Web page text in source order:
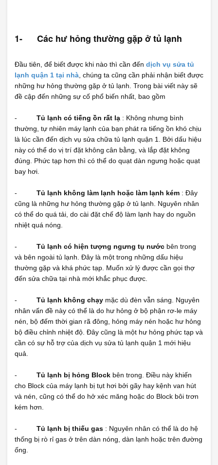
1- Các hư hỏng thường gặp ở tủ lạnh
Đầu tiên, để biết được khi nào thì cần đến dịch vụ sửa tủ
lạnh quận 1 tại nhà , chúng ta cũng cần phải nhận biết được
những hư hỏng thường gặp ở tủ lạnh. Trong bài viết này sẽ
đề cập đến những sự cố phổ biến nhất, bao gồm
- Tủ lạnh có tiếng ồn rất lạ : Không nhưng bình
thường, tự nhiên máy lạnh của bạn phát ra tiếng ồn khó chịu
là lúc cần đến dịch vụ sửa chữa tủ lạnh quận 1. Bởi dấu hiệu
này có thể do vị trí đặt không cân bằng, và lắp đặt không
đúng. Phức tạp hơn thì có thể do quạt dàn ngưng hoặc quạt
bay hơi.
- Tủ lạnh không làm lạnh hoặc làm lạnh kém : Đây
cũng là những hư hỏng thường gặp ở tủ lạnh. Nguyên nhân
có thể do quá tải, do cài đặt chế độ làm lạnh hay do nguồn
nhiệt quá nóng.
- Tủ lạnh có hiện tượng ngưng tụ nước bên trong
và bên ngoài tủ lạnh. Đây là một trong những dấu hiệu
thường gặp và khá phức tạp. Muốn xử lý được cần gọi thợ
đến sửa chữa tại nhà mới khắc phục được.
- Tủ lạnh không chạy mặc dù đèn vẫn sáng. Nguyên
nhân vấn đề này có thể là do hư hỏng ở bộ phận rơ-le máy
nén, bộ đếm thời gian rã đông, hỏng máy nén hoặc hư hỏng
bộ điều chỉnh nhiệt độ. Đây cũng là một hư hỏng phức tạp và
cần có sự hỗ trợ của dịch vụ sửa tủ lạnh quận 1 mới hiệu
quả.
- Tủ lạnh bị hỏng Block bên trong. Điều này khiến
cho Block của máy lạnh bị tụt hơi bởi gãy hay kệnh van hút
và nén, cũng có thể do hở xéc măng hoặc do Block bôi trơn
kém hơn.
- Tủ lạnh bị thiếu gas : Nguyên nhân có thể là do hệ
thống bị rò rỉ gas ở trên dàn nóng, dàn lạnh hoặc trên đường
ống.